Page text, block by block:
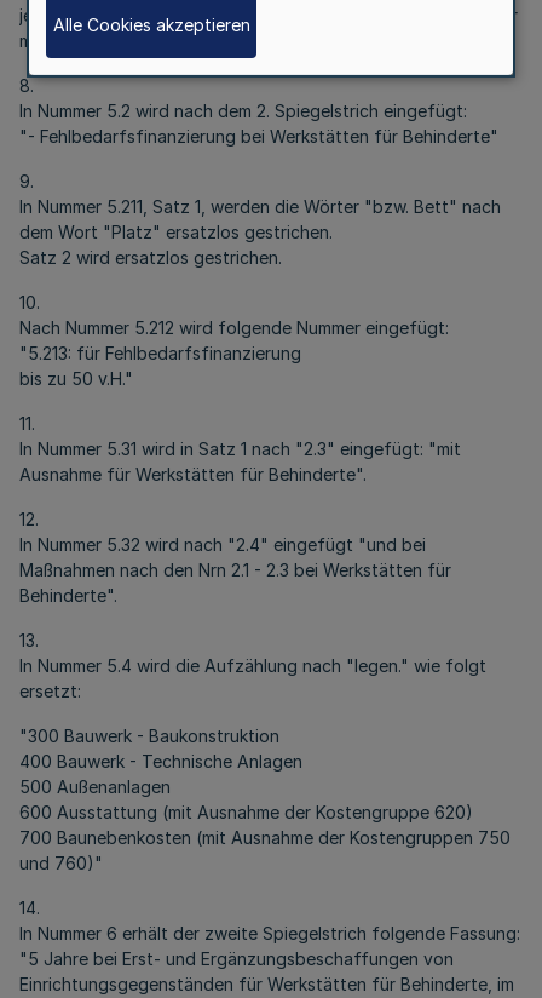
jedoch ein Pacht-, Miet- oder sonstiger Nutzungsvertrag über
mindestens 3 Jahre abgeschlossen sein."
8.
In Nummer 5.2 wird nach dem 2. Spiegelstrich eingefügt:
"- Fehlbedarfsfinanzierung bei Werkstätten für Behinderte"
9.
In Nummer 5.211, Satz 1, werden die Wörter "bzw. Bett" nach
dem Wort "Platz" ersatzlos gestrichen.
Satz 2 wird ersatzlos gestrichen.
10.
Nach Nummer 5.212 wird folgende Nummer eingefügt:
"5.213: für Fehlbedarfsfinanzierung
bis zu 50 v.H."
11.
In Nummer 5.31 wird in Satz 1 nach "2.3" eingefügt: "mit
Ausnahme für Werkstätten für Behinderte".
12.
In Nummer 5.32 wird nach "2.4" eingefügt "und bei
Maßnahmen nach den Nrn 2.1 - 2.3 bei Werkstätten für
Behinderte".
13.
In Nummer 5.4 wird die Aufzählung nach "legen." wie folgt
ersetzt:
"300 Bauwerk - Baukonstruktion
400 Bauwerk - Technische Anlagen
500 Außenanlagen
600 Ausstattung (mit Ausnahme der Kostengruppe 620)
700 Baunebenkosten (mit Ausnahme der Kostengruppen 750
und 760)"
14.
In Nummer 6 erhält der zweite Spiegelstrich folgende Fassung:
"5 Jahre bei Erst- und Ergänzungsbeschaffungen von
Einrichtungsgegenständen für Werkstätten für Behinderte, im
Alle Cookies akzeptieren